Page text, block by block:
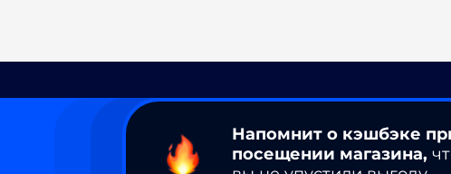
Напомнит о кэшбэке
посещении магазина,